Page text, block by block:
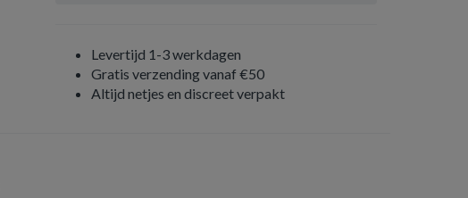
Levertijd 1-3 werkdagen
Gratis verzending vanaf €50
Altijd netjes en discreet verpakt